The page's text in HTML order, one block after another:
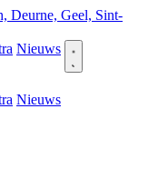
Deurne, Geel, Sint-
Nieuws
Nieuws